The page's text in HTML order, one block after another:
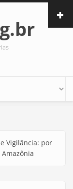
Vigilância: por